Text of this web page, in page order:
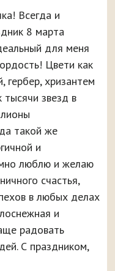
Всегда и
8 марта
для меня
Цвети как
гербер, хризантем
тысячи звезд в
такой же
и
люблю и желаю
счастья,
в любых делах
и
радовать
С праздником,